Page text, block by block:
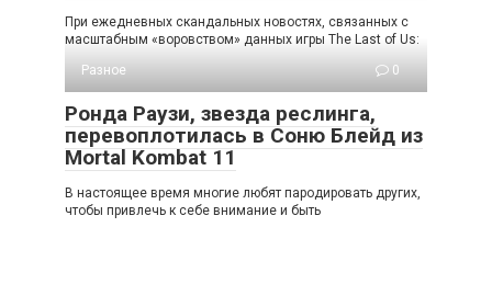
При ежедневных скандальных новостях, связанных с
масштабным «воровством» данных игры The Last of Us:
Разное
0
Ронда Раузи, звезда реслинга,
перевоплотилась в Соню Блейд из
Mortal Kombat 11
В настоящее время многие любят пародировать других,
чтобы привлечь к себе внимание и быть